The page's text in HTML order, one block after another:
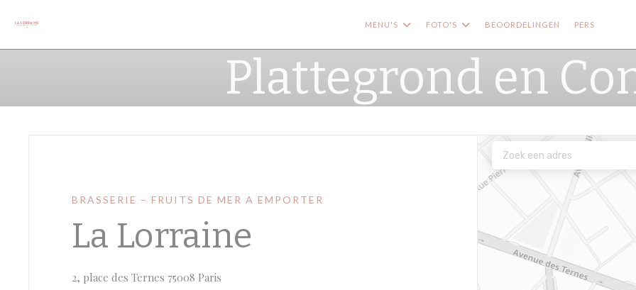
MENU'S FOTO'S BEOORDELINGEN PERS
Plattegrond en
BRASSERIE – FRUITS DE MER A EMPORTER
La Lorraine
2, place des Ternes 75008 Paris